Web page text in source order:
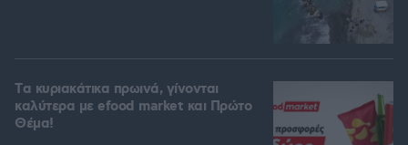
Tα κυριακάτικα πρωινά, γίνονται
καλύτερα με efood market και Πρώτο
Θέμα!